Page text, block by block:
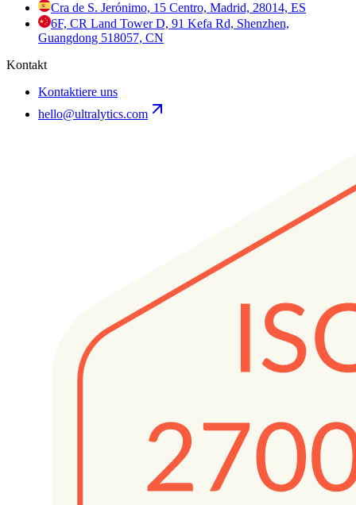
Cra de S. Jerónimo, 15 Centro, Madrid, 28014, ES
6F, CR Land Tower D, 91 Kefa Rd, Shenzhen,
Guangdong 518057, CN
Kontakt
Kontaktiere uns
hello@ultralytics.com